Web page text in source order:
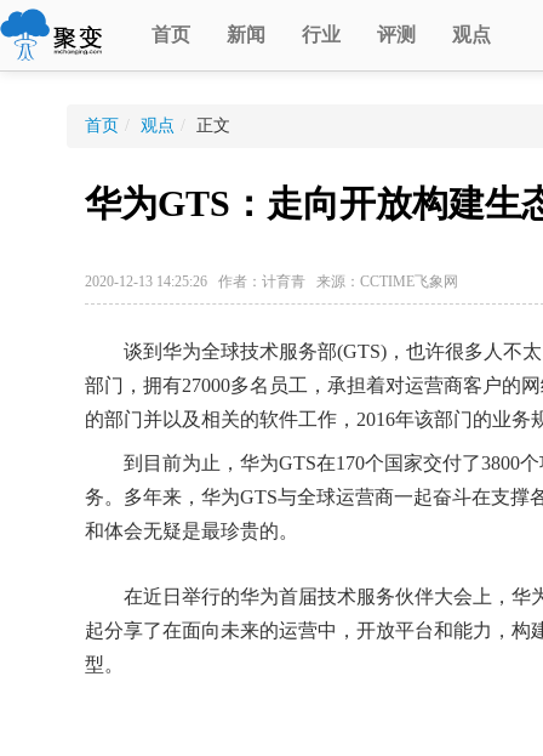
首页 新闻 行业 评测 观点
首页 / 观点 / 正文
华为GTS：走向开放构建生
2020-12-13 14:25:26 作者：计育青 来源：CCTIME飞象网
谈到华为全球技术服务部(GTS)，也许很多人不太
部门，拥有27000多名员工，承担着对运营商客户的
的部门并以及相关的软件工作，2016年该部门的业务
到目前为止，华为GTS在170个国家交付了3800个
务。多年来，华为GTS与全球运营商一起奋斗在支
和体会无疑是最珍贵的。
在近日举行的华为首届技术服务伙伴大会上，华
起分享了在面向未来的运营中，开放平台和能力，
型。